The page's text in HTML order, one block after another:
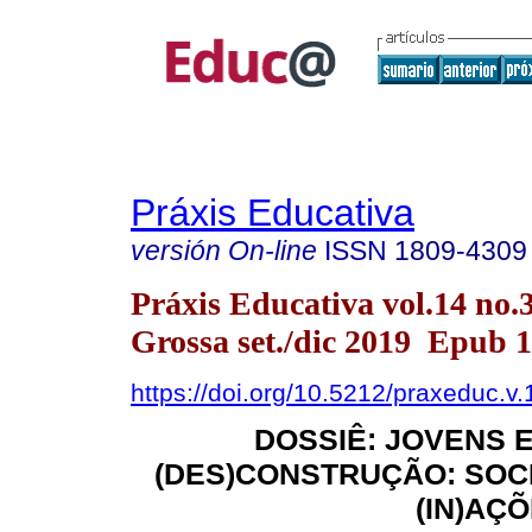
Práxis Educativa
versión On-line ISSN 1809-4309
Práxis Educativa vol.14
Grossa set./dic 2019 Epub
https://doi.org/10.5212/
DOSSIÊ: JOVENS
(DES)CONSTRUÇÃO: